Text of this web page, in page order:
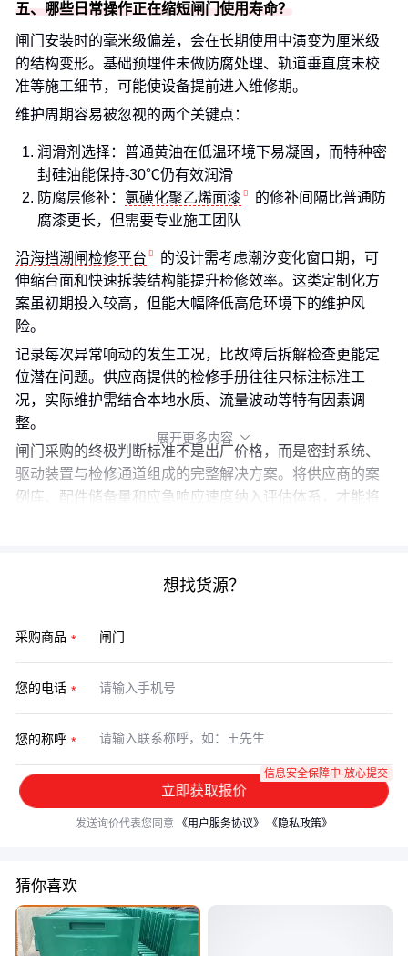
五、哪些日常操作正在缩短闸门使用寿命？
闸门安装时的毫米级偏差，会在长期使用中演变为厘米级
的结构变形。基础预埋件未做防腐处理、轨道垂直度未校
准等施工细节，可能使设备提前进入维修期。
维护周期容易被忽视的两个关键点：
润滑剂选择：普通黄油在低温环境下易凝固，而特种密
封硅油能保持-30℃仍有效润滑
防腐层修补： 氯磺化聚乙烯面漆
的修补间隔比普通防
腐漆更长，但需要专业施工团队
沿海挡潮闸检修平台
的设计需考虑潮汐变化窗口期，可
伸缩台面和快速拆装结构能提升检修效率。这类定制化方
案虽初期投入较高，但能大幅降低高危环境下的维护风
险。
记录每次异常响动的发生工况，比故障后拆解检查更能定
位潜在问题。供应商提供的检修手册往往只标注标准工
况，实际维护需结合本地水质、流量波动等特有因素调
整。
闸门采购的终极判断标准不是出厂价格，而是密封系统、
驱动装置与检修通道组成的完整解决方案。将供应商的案
例库、配件储备量和应急响应速度纳入评估体系，才能将
展开更多内容 
想找货源？
采购商品
您的电话
您的称呼
立即获取报价
信息安全保障中·放心提交
发送询价代表您同意 《用户服务协议》 《隐私政策》
猜你喜欢